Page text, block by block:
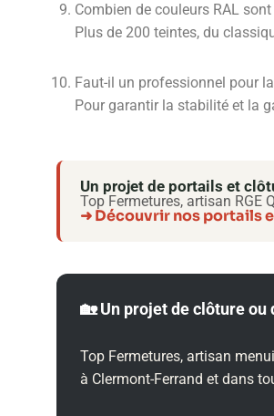
Combien de couleurs RAL
Plus de 200 teintes, du
Faut-il un professionnel pour
Pour garantir la stabilité et la
Un projet de portails et
Top Fermetures, artisan RGE
➜ Découvrir nos portails
🏡 Un projet de clôture
Top Fermetures, artisan
à Clermont-Ferrand et dans